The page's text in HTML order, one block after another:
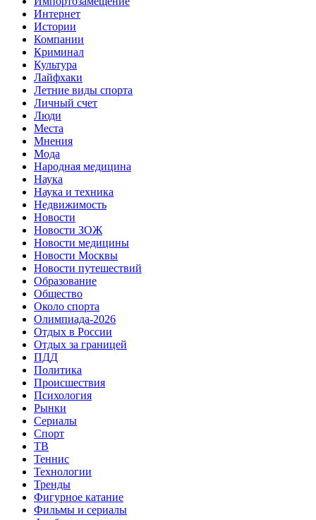
Интернет
Истории
Компании
Криминал
Культура
Лайфхаки
Летние виды спорта
Личный счет
Люди
Места
Мнения
Мода
Народная медицина
Наука
Наука и техника
Недвижимость
Новости
Новости ЗОЖ
Новости медицины
Новости Москвы
Новости путешествий
Образование
Общество
Около спорта
Олимпиада-2026
Отдых в России
Отдых за границей
ПДД
Политика
Происшествия
Психология
Рынки
Сериалы
Спорт
ТВ
Теннис
Технологии
Тренды
Фигурное катание
Фильмы и сериалы